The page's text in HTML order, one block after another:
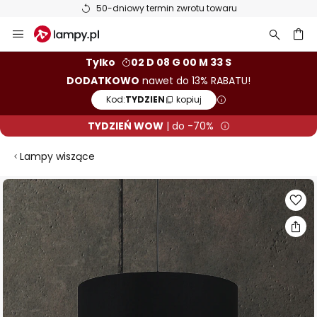
50-dniowy termin zwrotu towaru
Przejdź
do
Tylko
02 D 08 G 00 M 33 S
DODATKOWO nawet do 13% RABATU!
Kod:TYDZIEN kopiuj
TYDZIEŃ WOW| do -70%
Lampy wiszące
Przejdź
na
koniec
galerii